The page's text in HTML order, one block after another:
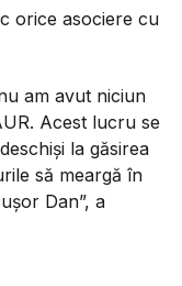
orice asociere cu
am avut niciun
Acest lucru se
la găsirea
să meargă în
Dan”, a